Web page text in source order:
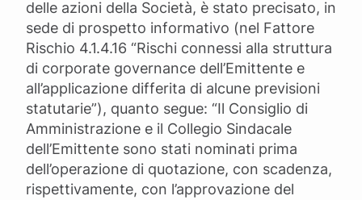
delle azioni della Società, è stato precisato, in
sede di prospetto informativo (nel Fattore
Rischio 4.1.4.16 “Rischi connessi alla struttura
di corporate governance dell’Emittente e
all’applicazione differita di alcune previsioni
statutarie”), quanto segue: “Il Consiglio di
Amministrazione e il Collegio Sindacale
dell’Emittente sono stati nominati prima
dell’operazione di quotazione, con scadenza,
rispettivamente, con l’approvazione del